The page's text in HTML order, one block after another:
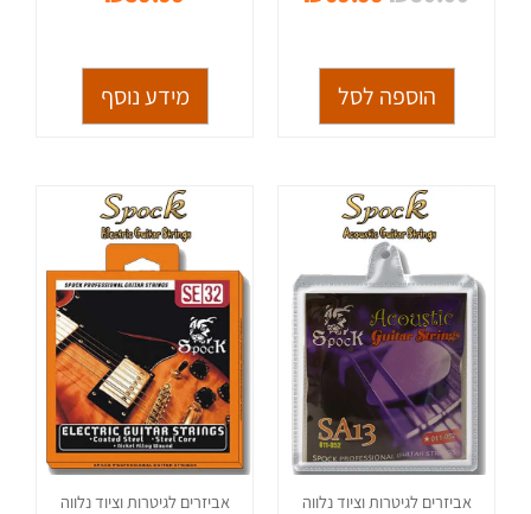
הוספה לסל מידע נוסף
אביזרים לגיטרות וציוד נלווה אביזרים לגיטרות וציוד נלווה